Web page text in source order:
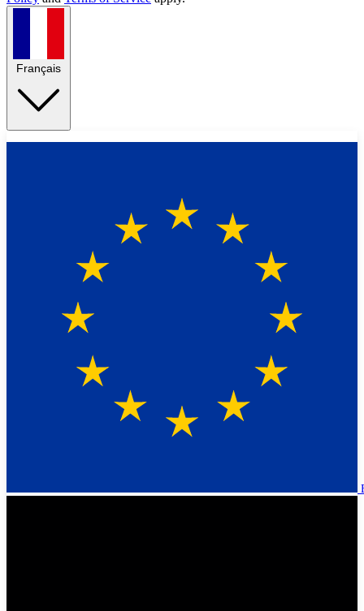
Français